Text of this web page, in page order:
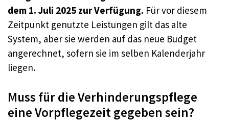
dem 1. Juli 2025 zur Verfügung. Für vor diesem
Zeitpunkt genutzte Leistungen gilt das alte
System, aber sie werden auf das neue Budget
angerechnet, sofern sie im selben Kalenderjahr
liegen.
Muss für die Verhinderungspflege
eine Vorpflegezeit gegeben sein?